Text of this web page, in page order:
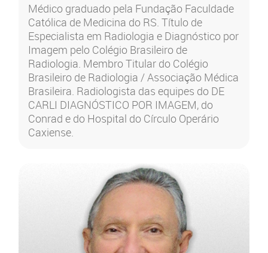
Médico graduado pela Fundação Faculdade
Católica de Medicina do RS. Título de
Especialista em Radiologia e Diagnóstico por
Imagem pelo Colégio Brasileiro de
Radiologia. Membro Titular do Colégio
Brasileiro de Radiologia / Associação Médica
Brasileira. Radiologista das equipes do DE
CARLI DIAGNÓSTICO POR IMAGEM, do
Conrad e do Hospital do Círculo Operário
Caxiense.